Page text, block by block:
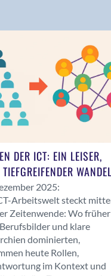
DER ICT: EIN LEISER,
WANDEL
2025:
Arbeitswelt steckt
Zeitenwende: Wo früher
und klare
dominierten,
heute Rollen,
im Kontext und